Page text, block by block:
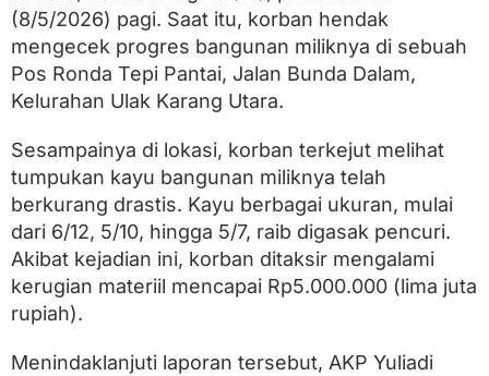
C
u
i
B
l
a
s
a
n
K
a
y
n
(8/5/2026) pagi. Saat itu, korban hendak
mengecek progres bangunan miliknya di sebuah
Pos Ronda Tepi Pantai, Jalan Bunda Dalam,
Kelurahan Ulak Karang Utara.
Sesampainya di lokasi, korban terkejut melihat
tumpukan kayu bangunan miliknya telah
berkurang drastis. Kayu berbagai ukuran, mulai
dari 6/12, 5/10, hingga 5/7, raib digasak pencuri.
Akibat kejadian ini, korban ditaksir mengalami
kerugian materiil mencapai Rp5.000.000 (lima juta
rupiah).
Menindaklanjuti laporan tersebut, AKP Yuliadi